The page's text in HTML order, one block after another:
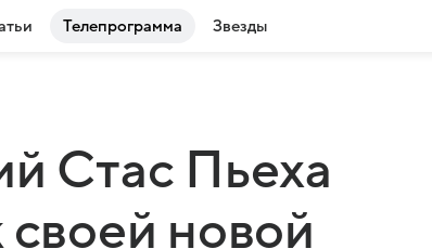
Телепрограмма Звезды
Стас Пьеха
новой